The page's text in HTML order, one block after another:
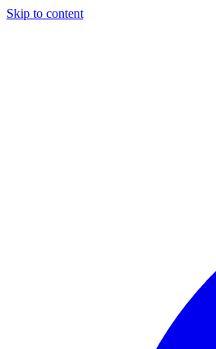
Skip to content